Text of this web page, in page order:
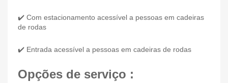
✔️ Com estacionamento acessível a pessoas em cadeiras
de rodas
✔️ Entrada acessível a pessoas em cadeiras de rodas
Opções de serviço :